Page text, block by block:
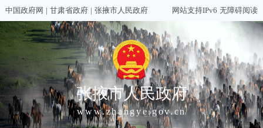
中国政府网 | 甘肃省政府 | 张掖市人民政府 网站支持IPv6 无障碍阅读
张掖市人民政府
www.zhangye.gov.cn